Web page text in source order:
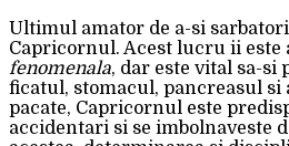
Ultimul amator de a-si
Capricornul. Acest lucru ii este
fenomenala, dar este vital sa-si
ficatul, stomacul, pancreasul
pacate, Capricornul este
accidentari si se imbolnaveste